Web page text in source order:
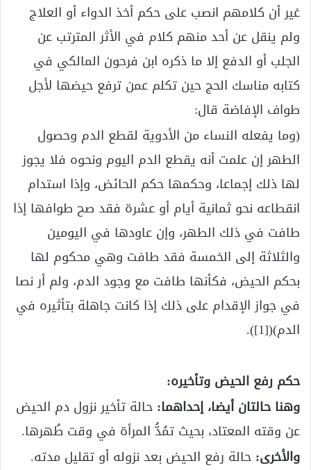
غير أن كلامهم انصب على حكم أخذ الدواء أو العلاج
ولم ينقل عن أحد منهم كلام في الأثر المترتب عن
الجلب أو الدفع إلا ما ذكره ابن فرحون المالكي في
كتابه مناسك الحج حين تكلم عمن ترفع حيضها لأجل
طواف الإفاضة قال:
(وما يفعله النساء من الأدوية لقطع الدم وحصول
الطهر إن علمت أنه يقطع الدم اليوم ونحوه فلا يجوز
لها ذلك إجماعا، وحكمها حكم الحائض، وإذا استدام
انقطاعه نحو ثمانية أيام أو عشرة فقد صح طوافها إذا
طافت في ذلك الطهر، وإن عاودها في اليومين
والثلاثة إلى الخمسة فقد طافت وهي محكوم لها
بحكم الحيض، فكأنها طافت مع وجود الدم، ولم أر نصا
في جواز الإقدام على ذلك إذا كانت جاهلة بتأثيره في
الدم)([1]
).
حكم رفع الحيض وتأخيره:
وهنا حالتان أيضا، إحداهما: حالة تأخير نزول دم الحيض
عن وقته المعتاد، بحيث تمُدُّ المرأة في وقت طُهرها.
والأخرى: حالة رفع الحيض بعد نزوله أو تقليل مدته.